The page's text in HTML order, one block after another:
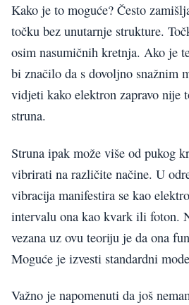
Kako je to moguće? Često
točku bez unutarnje strukture.
osim nasumičnih kretnja. Ako je
bi značilo da s dovoljno snažnim
vidjeti kako elektron zapravo nije
struna.
Struna ipak može više od pukog
vibrirati na različite načine. U
vibracija manifestira se kao
intervalu ona kao kvark ili foton.
vezana uz ovu teoriju je da ona
Moguće je izvesti standardni
Važno je napomenuti da još